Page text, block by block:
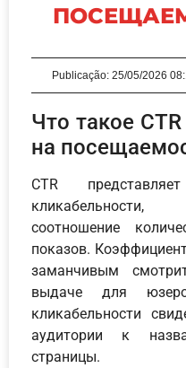
Publicação: 25/05/2026
Что такое
на
CTR
соотношение
показов.
заманчивым
выдаче для
кликабельности
аудитории к
страницы.